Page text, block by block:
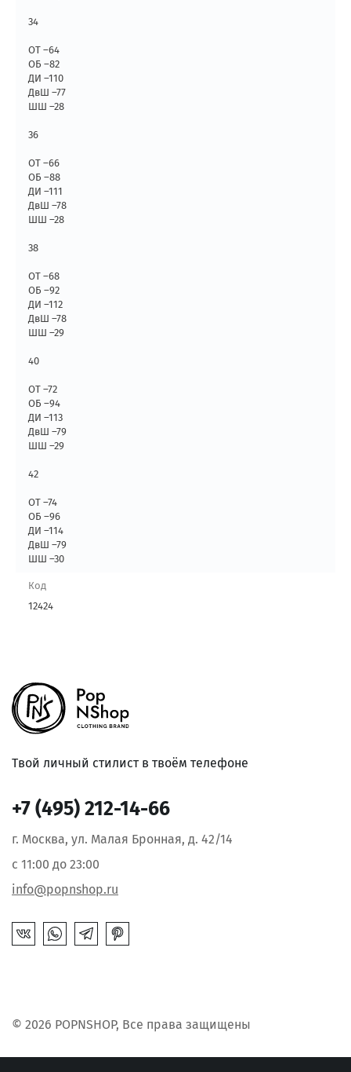
34
ОТ –64
ОБ –82
ДИ –110
ДвШ –77
ШШ –28
36
ОТ –66
ОБ –88
ДИ –111
ДвШ –78
ШШ –28
38
ОТ –68
ОБ –92
ДИ –112
ДвШ –78
ШШ –29
40
ОТ –72
ОБ –94
ДИ –113
ДвШ –79
ШШ –29
42
ОТ –74
ОБ –96
ДИ –114
ДвШ –79
ШШ –30
Код
12424
Твой личный стилист в твоём телефоне
© 2026 POPNSHOP, Все права защищены
+7 (495) 212-14-66
г. Москва, ул. Малая Бронная, д. 42/14
с 11:00 до 23:00
info@popnshop.ru